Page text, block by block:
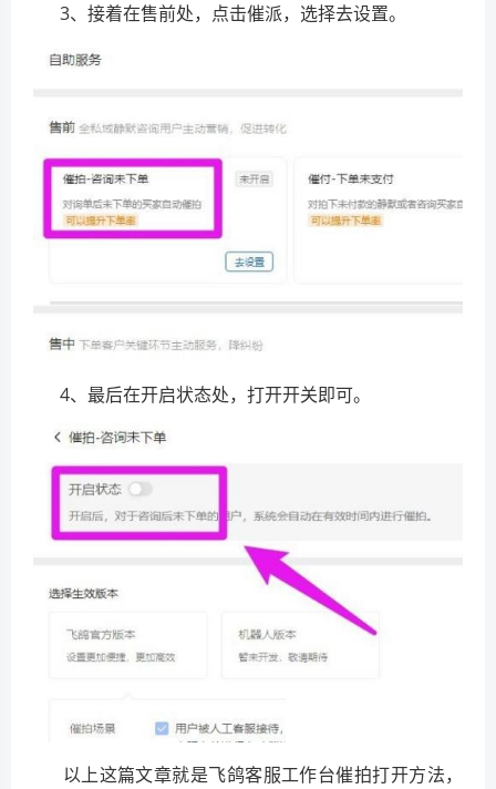
3、接着在售前处，点击催派，选择去设置。
4、最后在开启状态处，打开开关即可。
以上这篇文章就是飞鸽客服工作台催拍打开方法，